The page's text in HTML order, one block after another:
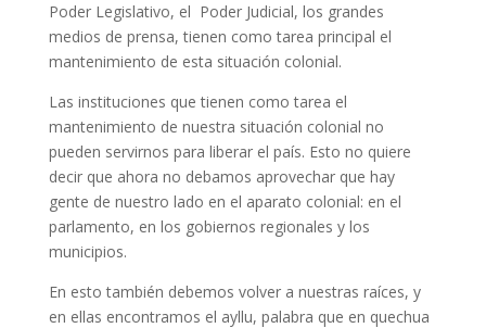
Poder Legislativo, el Poder Judicial, los grandes
medios de prensa, tienen como tarea principal el
mantenimiento de esta situación colonial.
Las instituciones que tienen como tarea el
mantenimiento de nuestra situación colonial no
pueden servirnos para liberar el país. Esto no quiere
decir que ahora no debamos aprovechar que hay
gente de nuestro lado en el aparato colonial: en el
parlamento, en los gobiernos regionales y los
municipios.
En esto también debemos volver a nuestras raíces, y
en ellas encontramos el ayllu, palabra que en quechua